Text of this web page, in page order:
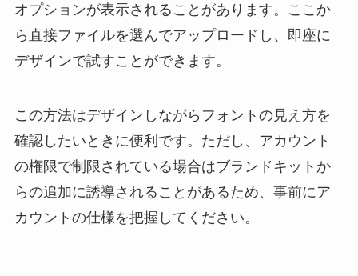
オプションが表示されることがあります。ここか
ら直接ファイルを選んでアップロードし、即座に
デザインで試すことができます。
この方法はデザインしながらフォントの見え方を
確認したいときに便利です。ただし、アカウント
の権限で制限されている場合はブランドキットか
らの追加に誘導されることがあるため、事前にア
カウントの仕様を把握してください。